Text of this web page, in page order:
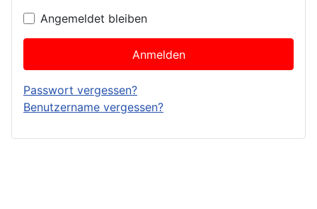
Angemeldet bleiben
Anmelden
Passwort vergessen?
Benutzername vergessen?